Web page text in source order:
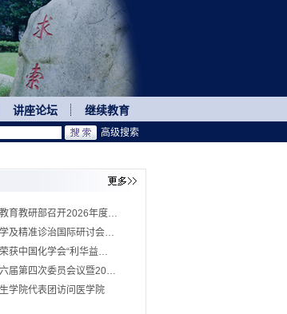
讲座论坛 继续教育
高级搜索
育教研部召开2026年度…
及精准诊治国际研讨会…
获中国化学会“利华益…
届第四次委员会议暨20…
学院代表团访问医学院